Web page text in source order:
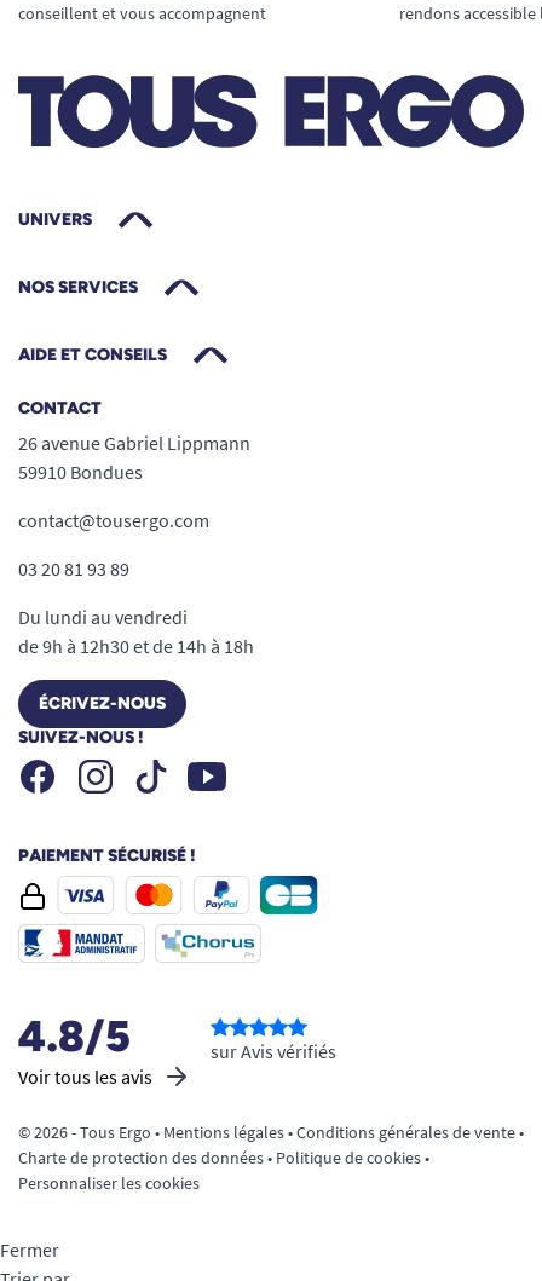
conseillent et vous accompagnent
rendons
UNIVERS
NOS SERVICES
AIDE ET CONSEILS
CONTACT
26 avenue Gabriel Lippmann
59910 Bondues
contact@tousergo.com
03 20 81 93 89
Du lundi au vendredi
de 9h à 12h30 et de 14h à 18h
ÉCRIVEZ-NOUS
SUIVEZ-NOUS !
FacebookInstagramTiktok Youtube
PAIEMENT SÉCURISÉ !
4.8/5
Voir tous les avis
sur Avis vérifiés
© 2026 - Tous Ergo • Mentions légales•Conditions générales de vente•
Charte de protection des données• Politique de cookies•
Personnaliser les cookies
Fermer